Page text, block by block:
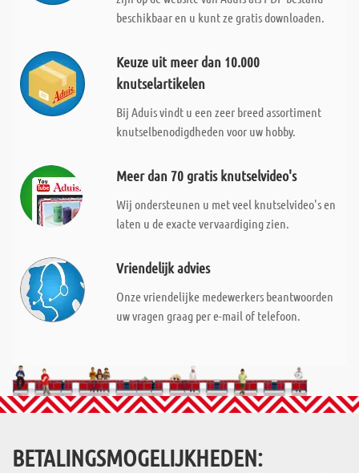
beschikbaar en u kunt ze gratis downloaden.
Keuze uit meer dan 10.000
knutselartikelen
Bij Aduis vindt u een zeer breed assortiment
knutselbenodigdheden voor uw hobby.
Meer dan 70 gratis knutselvideo's
Wij ondersteunen u met veel knutselvideo's en
laten u de exacte vervaardiging zien.
Vriendelijk advies
Onze vriendelijke medewerkers beantwoorden
uw vragen graag per e-mail of telefoon.
BETALINGSMOGELIJKHEDEN: